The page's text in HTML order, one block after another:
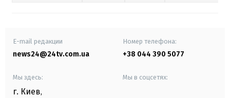
E-mail редакции
news24@24tv.com.ua
Номер телефона:
+38 044 390 5077
Мы здесь:
г. Киев,
Мы в соцсетях: